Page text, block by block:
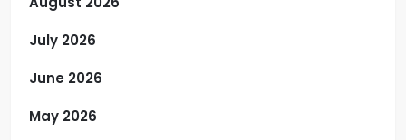
July 2026
June 2026
May 2026